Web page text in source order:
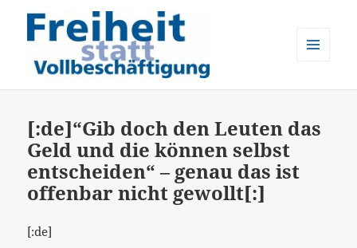
[:de]“Gib doch den Leuten das
Geld und die können selbst
entscheiden“ – genau das ist
offenbar nicht gewollt[:]
[:de]